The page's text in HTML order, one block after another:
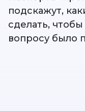
подскажут,
сделать,
вопросу было